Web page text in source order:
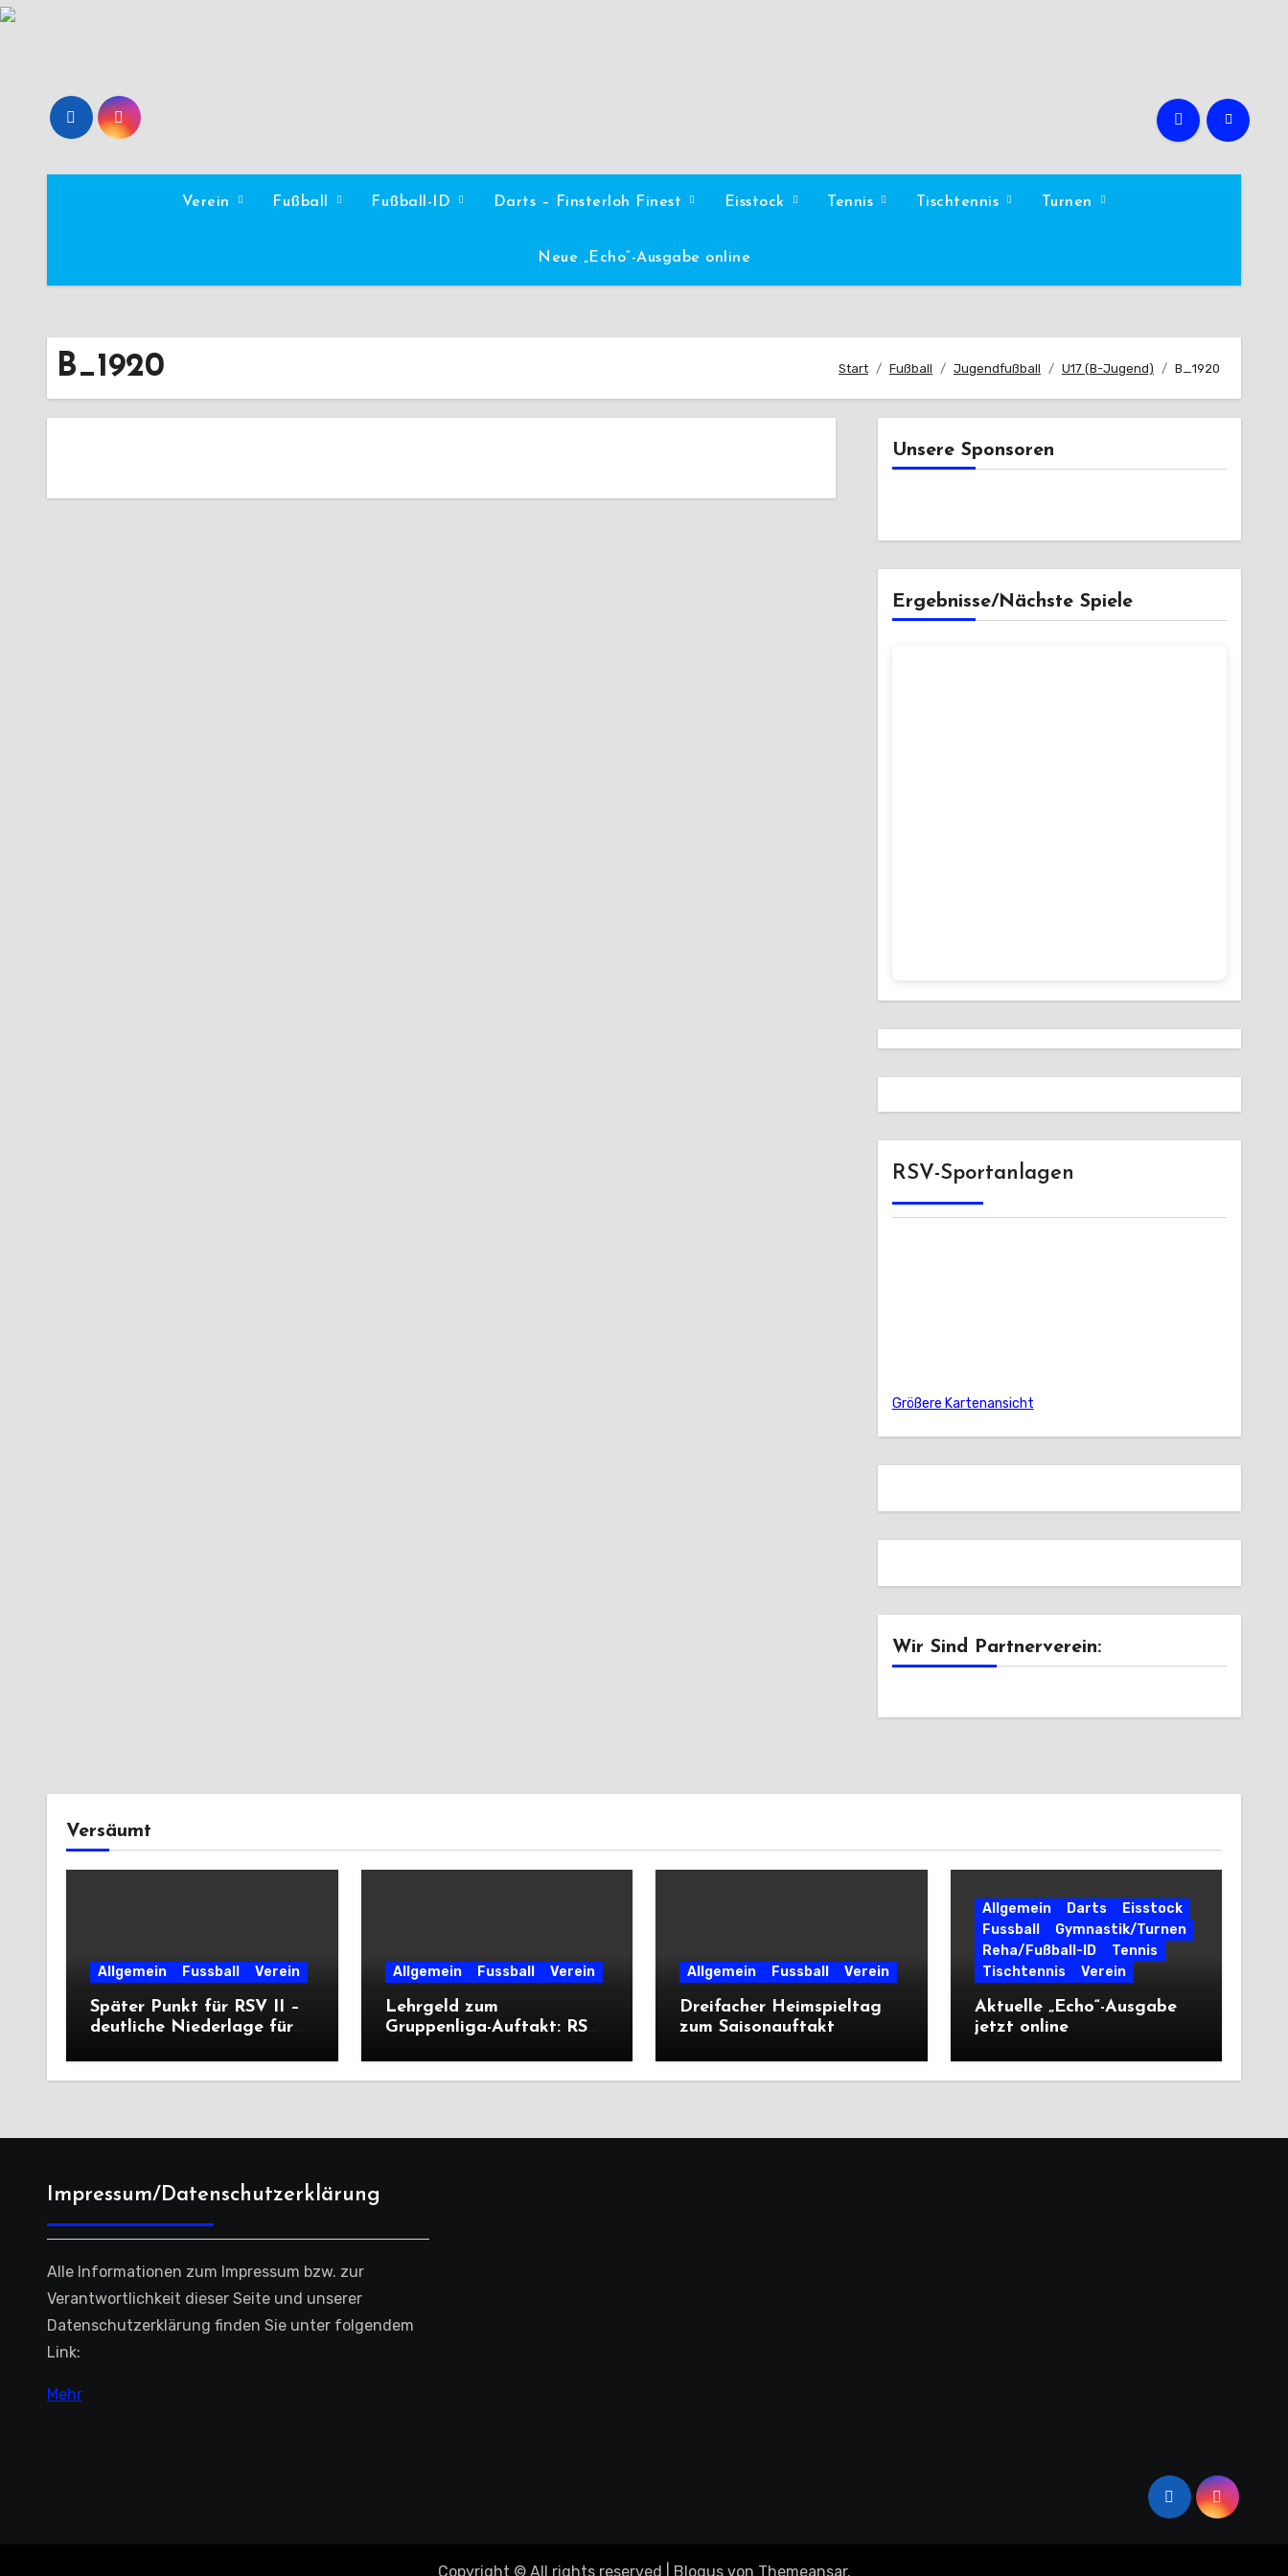
Zum
Verein Fußball Fußball-ID Darts – Finsterloh Finest Eisstock Tennis Tischtennis Turnen
Neue „Echo“-Ausgabe online
B_1920 Start Fußball Jugendfußball U17 (B-Jugend) B_1920
Unsere Sponsoren
Ergebnisse/Nächste Spiele
RSV-Sportanlagen
Größere Kartenansicht
Wir Sind Partnerverein:
Versäumt
Allgemein Fussball Verein
Später Punkt für RSV II –
deutliche Niederlage für
Allgemein Fussball Verein
Lehrgeld zum
Gruppenliga-Auftakt: RSV
deutlich
Allgemein Fussball Verein
Dreifacher Heimspieltag
zum Saisonauftakt
Allgemein Darts
Eisstock
Fussball
Gymnastik/Turnen
Reha/Fußball-ID
Tennis
Tischtennis
Verein
Aktuelle „Echo“-Ausgabe
jetzt online
Impressum/Datenschutzerklärung
Alle Informationen zum Impressum bzw. zur
Verantwortlichkeit dieser Seite und unserer
Datenschutzerklärung finden Sie unter folgendem
Link:
Mehr
Copyright © All rights reserved Blogusvon Themeansar.